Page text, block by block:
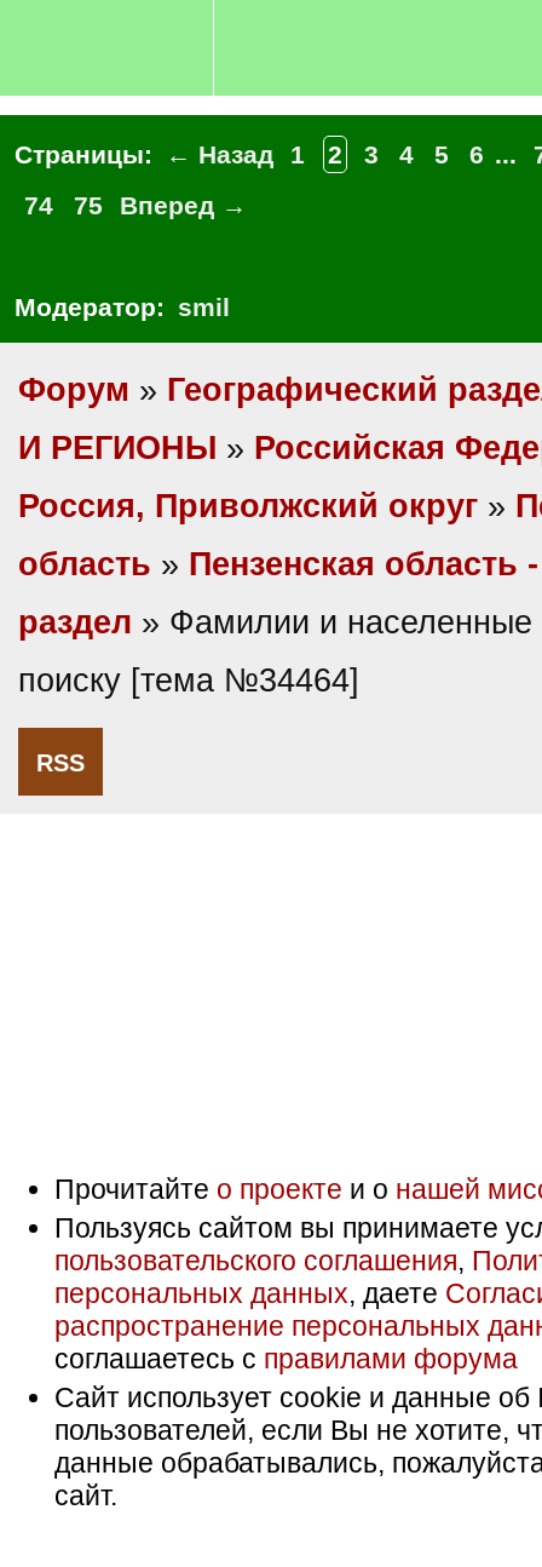
Страницы: ← Назад 1 2 3 4 5 6 ...
74
75 Вперед →
Модератор: smil
Форум » Географический
И РЕГИОНЫ » Российская
Россия, Приволжский округ »
область » Пензенская область
раздел » Фамилии и населенные
поиску [тема №34464]
RSS
Прочитайте о проекте и о нашей
Пользуясь сайтом вы принимаете
пользовательского соглашения,
персональных данных, даете
распространение персональных
соглашаетесь с правилами форума
Сайт использует cookie и данные об
пользователей, если Вы не хотите,
данные обрабатывались,
сайт.